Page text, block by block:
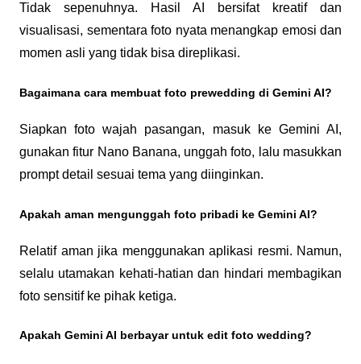
Tidak sepenuhnya. Hasil AI bersifat kreatif dan
visualisasi, sementara foto nyata menangkap emosi dan
momen asli yang tidak bisa direplikasi.
Bagaimana cara membuat foto prewedding di Gemini AI?
Siapkan foto wajah pasangan, masuk ke Gemini AI,
gunakan fitur Nano Banana, unggah foto, lalu masukkan
prompt detail sesuai tema yang diinginkan.
Apakah aman mengunggah foto pribadi ke Gemini AI?
Relatif aman jika menggunakan aplikasi resmi. Namun,
selalu utamakan kehati-hatian dan hindari membagikan
foto sensitif ke pihak ketiga.
Apakah Gemini AI berbayar untuk edit foto wedding?